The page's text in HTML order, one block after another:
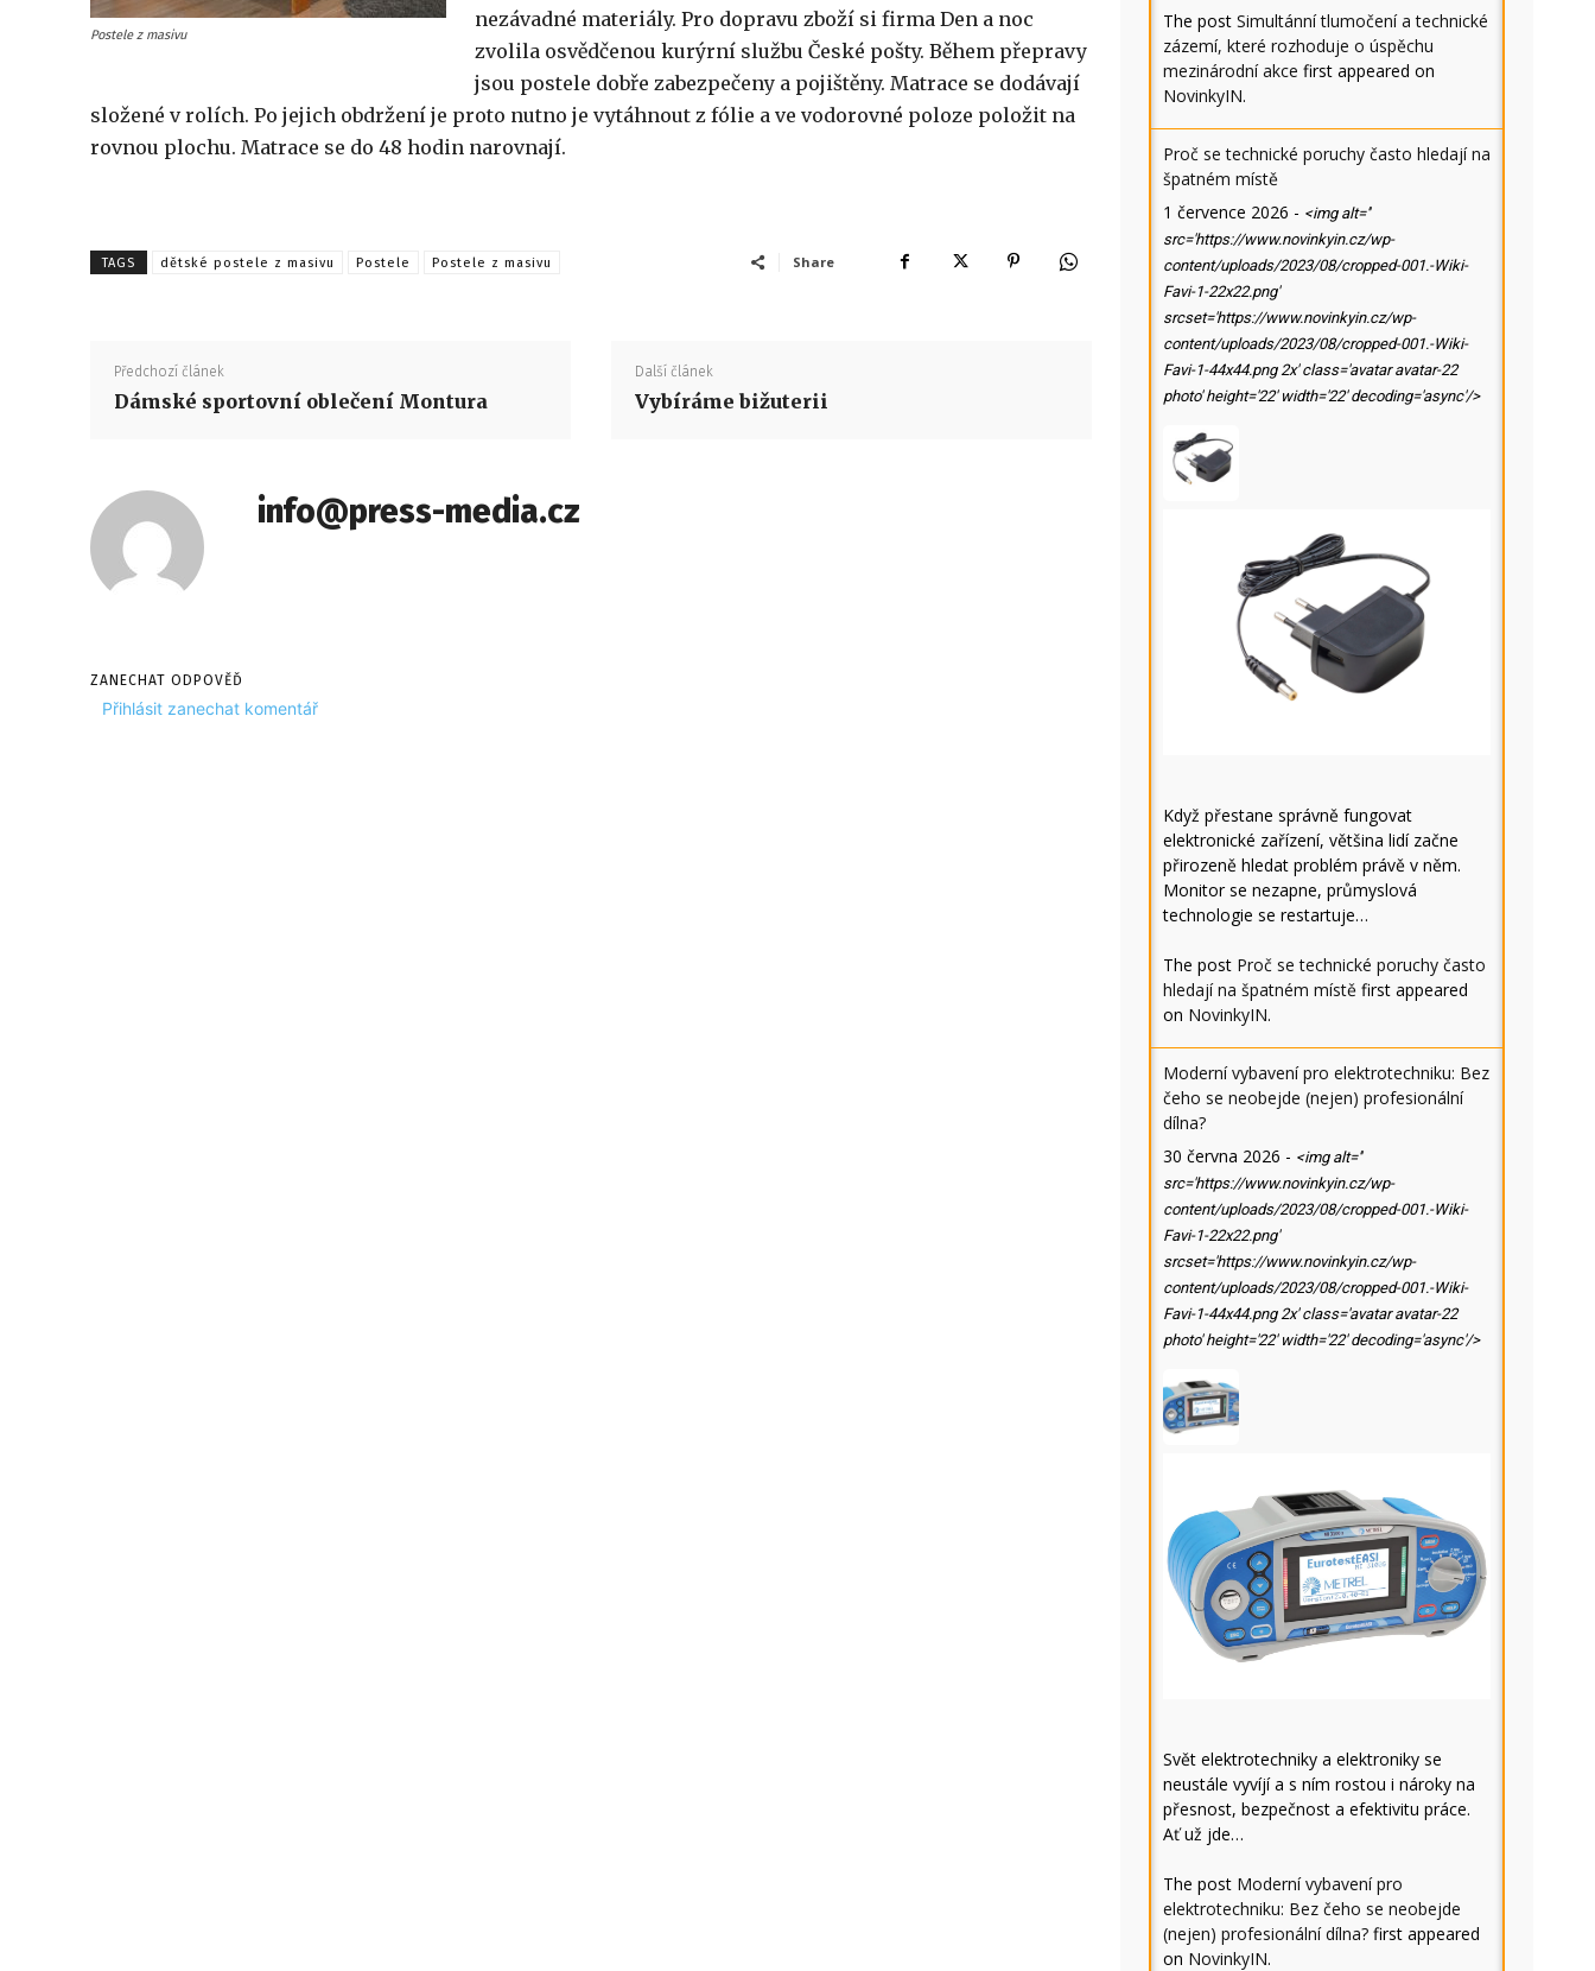
Postele z masivu
nezávadné materiály. Pro dopravu zboží si firma Den a noc
zvolila osvědčenou kurýrní službu České pošty. Během přepravy
jsou postele dobře zabezpečeny a pojištěny. Matrace se dodávají
složené v rolích. Po jejich obdržení je proto nutno je vytáhnout z fólie a ve vodorovné poloze položit na
rovnou plochu. Matrace se do 48 hodin narovnají.
TAGS dětské postele z masivu Postele Postele z masivu Share
Předchozí článek
Dámské sportovní oblečení Montura
Další článek
Vybíráme bižuterii
info@press-media.cz
ZANECHAT ODPOVĚĎ
Přihlásit zanechat komentář
The post Simultánní tlumočení a technické
zázemí, které rozhoduje o úspěchu
mezinárodní akce first appeared on
NovinkyIN.
Proč se technické poruchy často hledají na
špatném místě
1 července 2026 - <img alt=''
src='https://www.novinkyin.cz/wp-
content/uploads/2023/08/cropped-001.-Wiki-
Favi-1-22x22.png'
srcset='https://www.novinkyin.cz/wp-
content/uploads/2023/08/cropped-001.-Wiki-
Favi-1-44x44.png 2x' class='avatar avatar-22
photo' height='22' width='22' decoding='async'/>
Když přestane správně fungovat
elektronické zařízení, většina lidí začne
přirozeně hledat problém právě v něm.
Monitor se nezapne, průmyslová
technologie se restartuje…
The post Proč se technické poruchy často
hledají na špatném místě first appeared
on NovinkyIN.
Moderní vybavení pro elektrotechniku: Bez
čeho se neobejde (nejen) profesionální
dílna?
30 června 2026 - <img alt=''
src='https://www.novinkyin.cz/wp-
content/uploads/2023/08/cropped-001.-Wiki-
Favi-1-22x22.png'
srcset='https://www.novinkyin.cz/wp-
content/uploads/2023/08/cropped-001.-Wiki-
Favi-1-44x44.png 2x' class='avatar avatar-22
photo' height='22' width='22' decoding='async'/>
Svět elektrotechniky a elektroniky se
neustále vyvíjí a s ním rostou i nároky na
přesnost, bezpečnost a efektivitu práce.
Ať už jde…
The post Moderní vybavení pro
elektrotechniku: Bez čeho se neobejde
(nejen) profesionální dílna? first appeared
on NovinkyIN.